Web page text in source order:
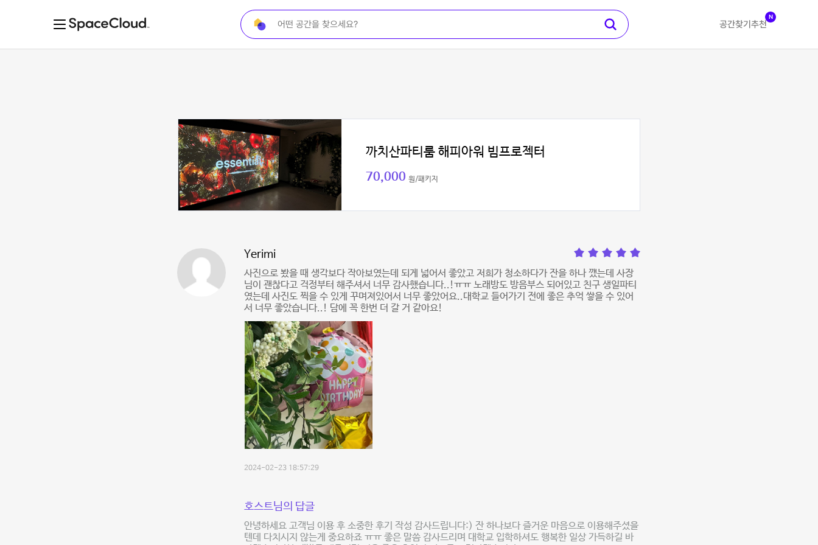
공간찾기 추천
N
까치산파티룸 해피아워 빔프로젝터
70,000 원/패키지
Yerimi
사진으로 봤을 때 생각보다 작아보였는데 되게 넓어서 좋았고 저희가 청소하다가 잔을 하나 깼는데 사장
님이 괜찮다고 걱정부터 해주셔서 너무 감사했습니다..!ㅠㅠ 노래방도 방음부스 되어있고 친구 생일파티
였는데 사진도 찍을 수 있게 꾸며져있어서 너무 좋았어요..대학교 들어가기 전에 좋은 추억 쌓을 수 있어
서 너무 좋았습니다..! 담에 꼭 한번 더 갈 거 같아요!
2024-02-23 18:57:29
호스트님의 답글
안녕하세요 고객님 이용 후 소중한 후기 작성 감사드립니다:) 잔 하나보다 즐거운 마음으로 이용해주셨을
텐데 다치시지 않는게 중요하죠 ㅠㅠ 좋은 말씀 감사드리며 대학교 입학하셔도 행복한 일상 가득하길 바